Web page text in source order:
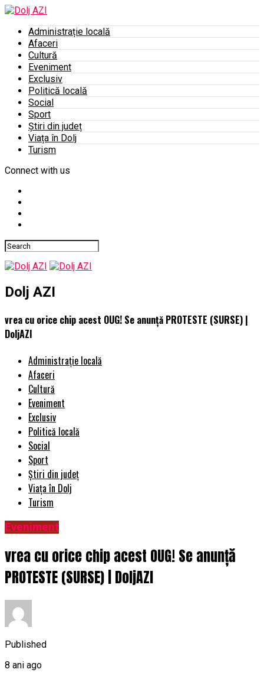
Administrație locală
Afaceri
Cultură
Eveniment
Exclusiv
Politică locală
Social
Sport
Știri din județ
Viața în Dolj
Turism
Connect with us
Dolj AZI
vrea cu orice chip acest OUG! Se anunță PROTESTE (SURSE) |
DoljAZI
Administrație locală
Afaceri
Cultură
Eveniment
Exclusiv
Politică locală
Social
Sport
Știri din județ
Viața în Dolj
Turism
Eveniment
vrea cu orice chip acest OUG! Se anunță
PROTESTE (SURSE) | DoljAZI
Published
8 ani ago